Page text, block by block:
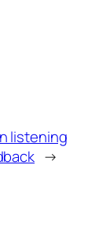
listening
→